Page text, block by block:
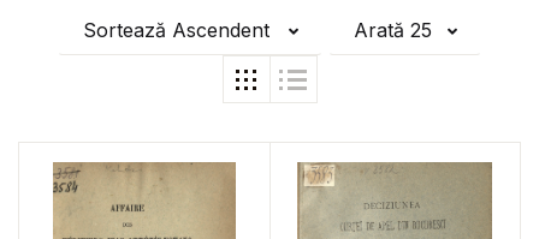
Sortează Ascendent Arată 25